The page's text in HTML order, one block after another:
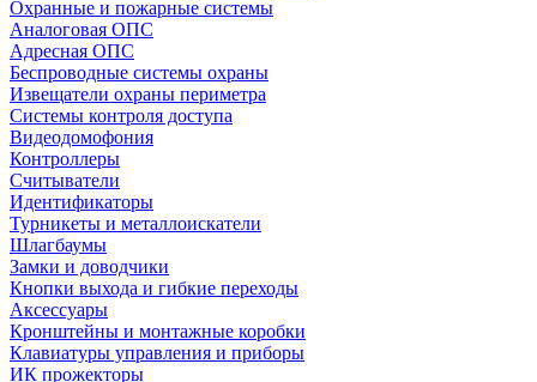
Охранные и пожарные системы
Аналоговая ОПС
Адресная ОПС
Беспроводные системы охраны
Извещатели охраны периметра
Системы контроля доступа
Видеодомофония
Контроллеры
Считыватели
Идентификаторы
Турникеты и металлоискатели
Шлагбаумы
Замки и доводчики
Кнопки выхода и гибкие переходы
Аксессуары
Кронштейны и монтажные коробки
Клавиатуры управления и приборы
ИК прожекторы